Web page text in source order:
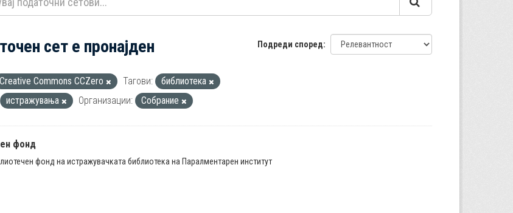
Подреди според
сет е пронајден
Creative Commons CCZero Тагови:
библиотека
истражувања Организации: Собрание
фонд
фонд на истражувачката библиотека на Паралментарен институт